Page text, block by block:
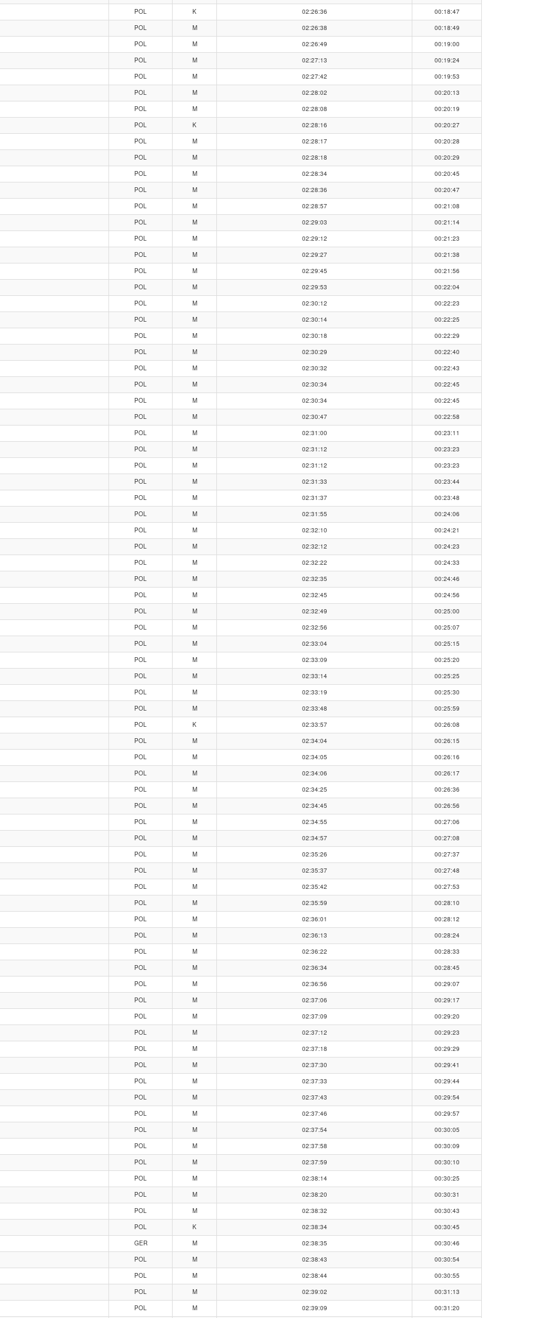
POL
K 02:26:36
00:18:47
POL
M 02:26:38
00:18:49
POL
M 02:26:49
00:19:00
POL
M 02:27:13
00:19:24
POL
M 02:27:42
00:19:53
POL
M 02:28:02
00:20:13
POL
M 02:28:08
00:20:19
POL
K 02:28:16
00:20:27
POL
M 02:28:17
00:20:28
POL
M 02:28:18
00:20:29
POL
M 02:28:34
00:20:45
POL
M 02:28:36
00:20:47
POL
M 02:28:57
00:21:08
POL
M 02:29:03
00:21:14
POL
M 02:29:12
00:21:23
POL
M 02:29:27
00:21:38
POL
M 02:29:45
00:21:56
POL
M 02:29:53
00:22:04
POL
M 02:30:12
00:22:23
POL
M 02:30:14
00:22:25
POL
M 02:30:18
00:22:29
POL
M 02:30:29
00:22:40
POL
M 02:30:32
00:22:43
POL
M 02:30:34
00:22:45
POL
M 02:30:34
00:22:45
POL
M 02:30:47
00:22:58
POL
M 02:31:00
00:23:11
POL
M 02:31:12
00:23:23
POL
M 02:31:12
00:23:23
POL
M 02:31:33
00:23:44
POL
M 02:31:37
00:23:48
POL
M 02:31:55
00:24:06
POL
M 02:32:10
00:24:21
POL
M 02:32:12
00:24:23
POL
M 02:32:22
00:24:33
POL
M 02:32:35
00:24:46
POL
M 02:32:45
00:24:56
POL
M 02:32:49
00:25:00
POL
M 02:32:56
00:25:07
POL
M 02:33:04
00:25:15
POL
M 02:33:09
00:25:20
POL
M 02:33:14
00:25:25
POL
M 02:33:19
00:25:30
POL
M 02:33:48
00:25:59
POL
K 02:33:57
00:26:08
POL
M 02:34:04
00:26:15
POL
M 02:34:05
00:26:16
POL
M 02:34:06
00:26:17
POL
M 02:34:25
00:26:36
POL
M 02:34:45
00:26:56
POL
M 02:34:55
00:27:06
POL
M 02:34:57
00:27:08
POL
M 02:35:26
00:27:37
POL
M 02:35:37
00:27:48
POL
M 02:35:42
00:27:53
POL
M 02:35:59
00:28:10
POL
M 02:36:01
00:28:12
POL
M 02:36:13
00:28:24
POL
M 02:36:22
00:28:33
POL
M 02:36:34
00:28:45
POL
M 02:36:56
00:29:07
POL
M 02:37:06
00:29:17
POL
M 02:37:09
00:29:20
POL
M 02:37:12
00:29:23
POL
M 02:37:18
00:29:29
POL
M 02:37:30
00:29:41
POL
M 02:37:33
00:29:44
POL
M 02:37:43
00:29:54
POL
M 02:37:46
00:29:57
POL
M 02:37:54
00:30:05
POL
M 02:37:58
00:30:09
POL
M 02:37:59
00:30:10
POL
M 02:38:14
00:30:25
POL
M 02:38:20
00:30:31
POL
M 02:38:32
00:30:43
POL
K 02:38:34
00:30:45
GER
M 02:38:35
00:30:46
POL
M 02:38:43
00:30:54
POL
M 02:38:44
00:30:55
POL
M 02:39:02
00:31:13
POL
M 02:39:09 00:31:20